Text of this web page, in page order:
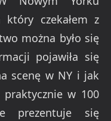
który czekałem z
można było się
pojawiła się
scenę w NY i jak
w 100
prezentuje się